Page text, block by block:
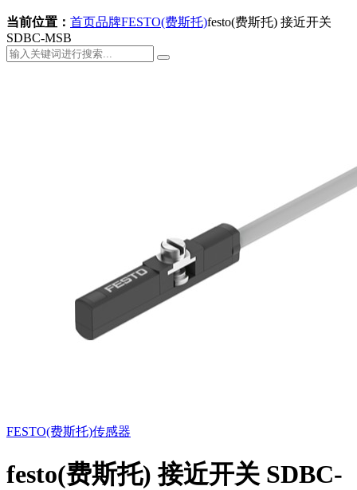
当前位置： 首页品牌FESTO(费斯托)festo(费斯托) 接近开关
SDBC-MSB
FESTO(费斯托)传感器
festo(费斯托) 接近开关 SDBC-